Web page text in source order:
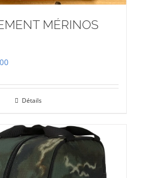
MÉRINOS
actuel
CHF 59.00.
Détails